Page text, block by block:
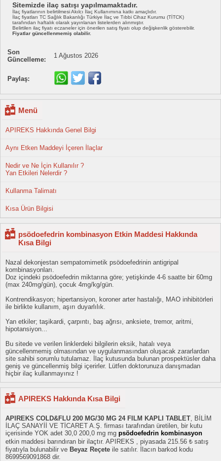
Sitemizde ilaç satışı yapılmamaktadır.
İlaç fiyatlarının belirtilmesi Akılcı İlaç Kullanımına katkı amaçlıdır.
İlaç fiyatları TC Sağlık Bakanlığı Türkiye İlaç ve Tıbbi Cihaz Kurumu (TİTCK)
tarafından haftalık olarak yayınlanan listelerden alınmıştır.
Belirtilen ilaç fiyatı eczaneler için önerilen satış fiyatı olup değişkenlik gösterebilir.
Fiyatlar güncellenmemiş olabilir.
Son
Güncelleme:
1 Ağustos 2026
Paylaş:
Menü
APIREKS Hakkında Genel Bilgi
Aynı Etken Maddeyi İçeren İlaçlar
Nedir ve Ne İçin Kullanılır ?
Yan Etkileri Nelerdir ?
Kullanma Talimatı
Kısa Ürün Bilgisi
psödoefedrin kombinasyon Etkin Maddesi Hakkında
Kısa Bilgi
Nazal dekonjestan sempatomimetik psödoefedrinin antigripal
kombinasyonları.
Doz içindeki psödoefedrin miktarına göre; yetişkinde 4-6 saatte bir 60mg
(max 240mg/gün), çocuk 4mg/kg/gün.
Kontrendikasyon; hipertansiyon, koroner arter hastalığı, MAO inhibitörleri
ile birlikte kullanım, aşırı duyarlılık.
Yan etkiler; taşikardi, çarpıntı, baş ağrısı, anksiete, tremor, aritmi,
hipotansiyon...
Bu sitede ve verilen linklerdeki bilgilerin eksik, hatalı veya
güncellenmemiş olmasından ve uygulanmasından oluşacak zararlardan
site sahibi sorumlu tutulamaz. İlaç kutusunda bulunan prospektüsler daha
geniş ve güncellenmiş bilgi içerirler. Lütfen doktorunuza danışmadan
hiçbir ilaç kullanmayınız !
APIREKS Hakkında Kısa Bilgi
APIREKS COLD&FLU 200 MG/30 MG 24 FILM KAPLI TABLET , BİLİM
İLAÇ SANAYİİ VE TİCARET A.Ş. firması tarafından üretilen, bir kutu
içerisinde YOK adet 30,0 200,0 mg mg psödoefedrin kombinasyon
etkin maddesi barındıran bir ilaçtır. APIREKS , piyasada 215.56 ₺ satış
fiyatıyla bulunabilir ve Beyaz Reçete ile satılır. İlacın barkod kodu
8699569091868 dir.